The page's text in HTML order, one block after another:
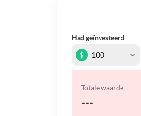
Had geïnvesteerd
$
Totale waarde
---